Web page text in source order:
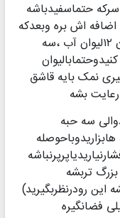
حتماسفیدباشه
اش بره وبعدکه
سردشداستفاده کنید) حتماحتمامیزان ۱۲لیوان آب ،سه
نمک بایه قاشق
بشه
سه حبه
تربشه
این رودرنظربگیرید)
فضانگیره